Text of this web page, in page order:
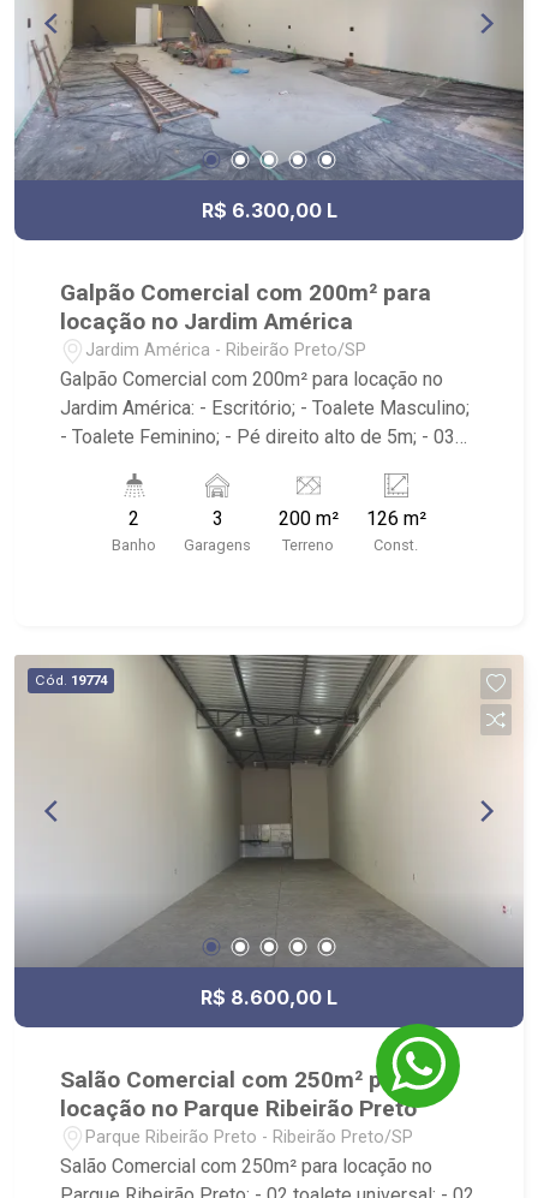
R$ 6.300,00 L
Galpão Comercial com 200m² para
locação no Jardim América
Jardim América - Ribeirão Preto/SP
Galpão Comercial com 200m² para locação no
Jardim América: - Escritório; - Toalete Masculino;
- Toalete Feminino; - Pé direito alto de 5m; - 03
Portugal, Av. Nove de Julho, Oba Hortifruti,
Habib`s e McDonald`s.
2
Banho
3
Garagens
200 m²
Terreno
126 m²
Const.
Cód. 19774
R$ 8.600,00 L
Salão Comercial com 250m² para
locação no Parque Ribeirão Preto
Parque Ribeirão Preto - Ribeirão Preto/SP
Salão Comercial com 250m² para locação no